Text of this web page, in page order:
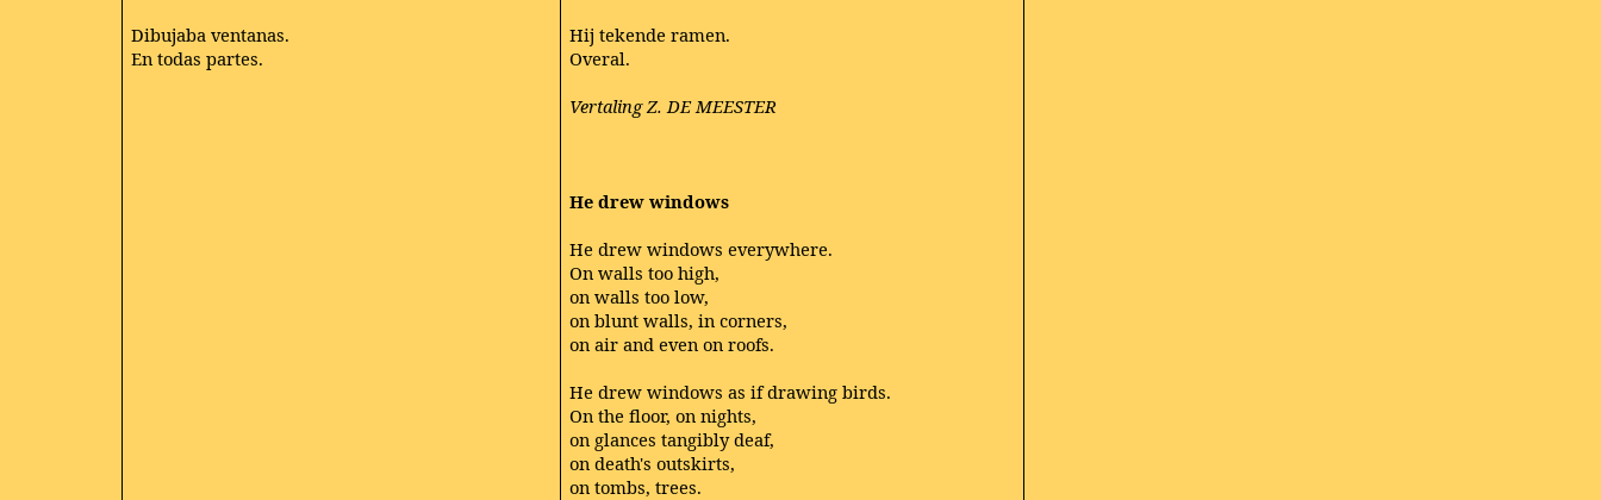
Dibujaba ventanas.
En todas partes.
Hij tekende ramen.
Overal.
Vertaling Z. DE MEESTER
He drew windows
He drew windows everywhere.
On walls too high,
on walls too low,
on blunt walls, in corners,
on air and even on roofs.
He drew windows as if drawing birds.
On the floor, on nights,
on glances tangibly deaf,
on death's outskirts,
on tombs, trees.